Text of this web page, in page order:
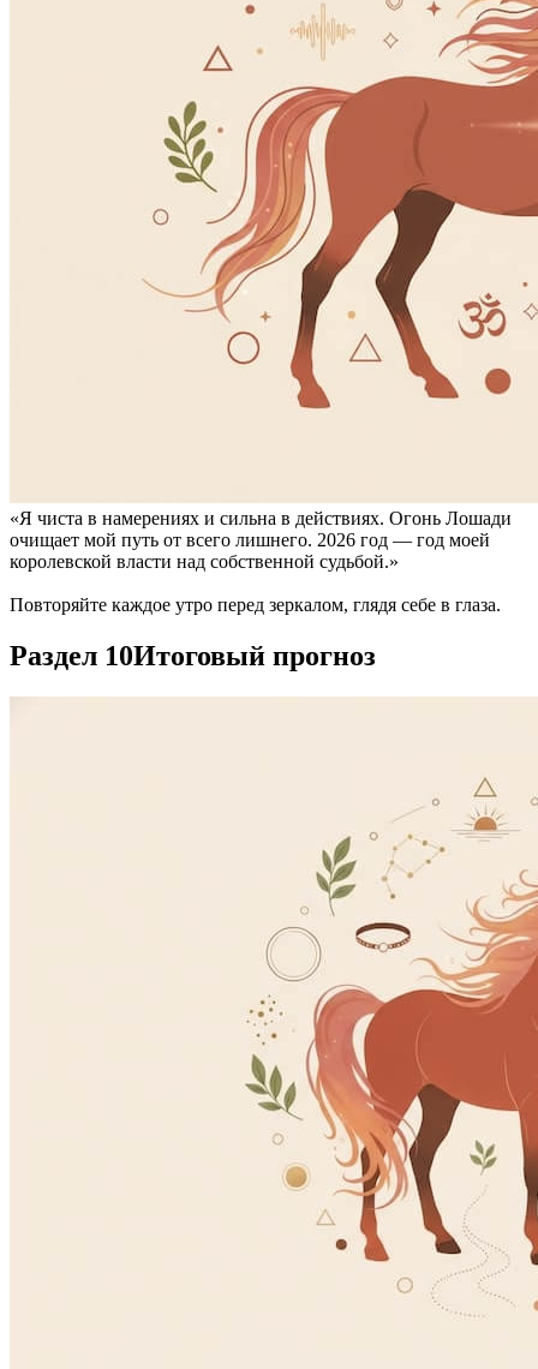
«Я чиста в намерениях и сильна в действиях. Огонь Лошади
очищает мой путь от всего лишнего. 2026 год — год моей
королевской власти над собственной судьбой.»
Повторяйте каждое утро перед зеркалом, глядя себе в глаза.
Раздел 10Итоговый прогноз